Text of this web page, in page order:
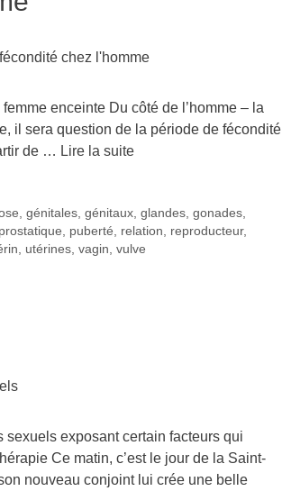
enceinte Du côté de l’homme – la
il sera question de la période de fécondité
de … Lire la suite
,génitales,génitaux,glandes,gonades,
prostatique, puberté, relation, reproducteur,
, utérines, vagin, vulve
exposant certain facteurs qui
Ce matin, c’est le jour de la Saint-
nouveau conjoint lui crée une belle